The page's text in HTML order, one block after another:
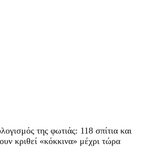
της φωτιάς: 118 σπίτια και
κριθεί «κόκκινα» μέχρι τώρα